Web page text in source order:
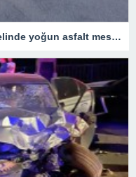
Hakkari Belediyesi’nden kent genelinde yoğun asfalt mesaisi